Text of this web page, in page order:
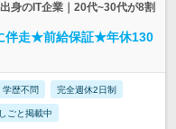
身のIT企業｜20代~30代が8割
伴走★前給保証★年休130
学歴不問 完全週休2日制
ごと掲載中